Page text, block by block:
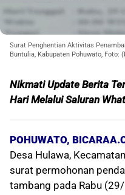
Surat Penghentian Aktivitas
Buntulia, Kabupaten Pohuwato, Foto:
Nikmati Update Berita
Hari Melalui Saluran
POHUWATO,
Desa Hulawa,
surat permohonan
tambang pada Rabu